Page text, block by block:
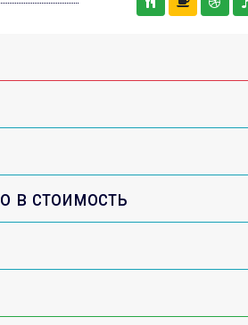
в стоимость